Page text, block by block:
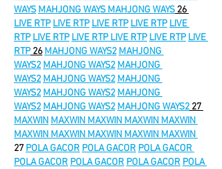
WAYS MAHJONG WAYS MAHJONG WAYS 26
LIVE RTP LIVE RTP LIVE RTP LIVE RTP LIVE
RTP LIVE RTP LIVE RTP LIVE RTP LIVE RTP LIVE
RTP 26 MAHJONG WAYS2 MAHJONG
WAYS2 MAHJONG WAYS2 MAHJONG
WAYS2 MAHJONG WAYS2 MAHJONG
WAYS2 MAHJONG WAYS2 MAHJONG
WAYS2 MAHJONG WAYS2 MAHJONG WAYS2 27
MAXWIN MAXWIN MAXWIN MAXWIN MAXWIN
MAXWIN MAXWIN MAXWIN MAXWIN MAXWIN
27 POLA GACOR POLA GACOR POLA GACOR
POLA GACOR POLA GACOR POLA GACOR POLA